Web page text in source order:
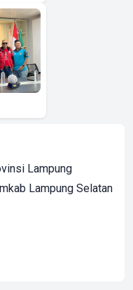
Lampung
Lampung Selatan